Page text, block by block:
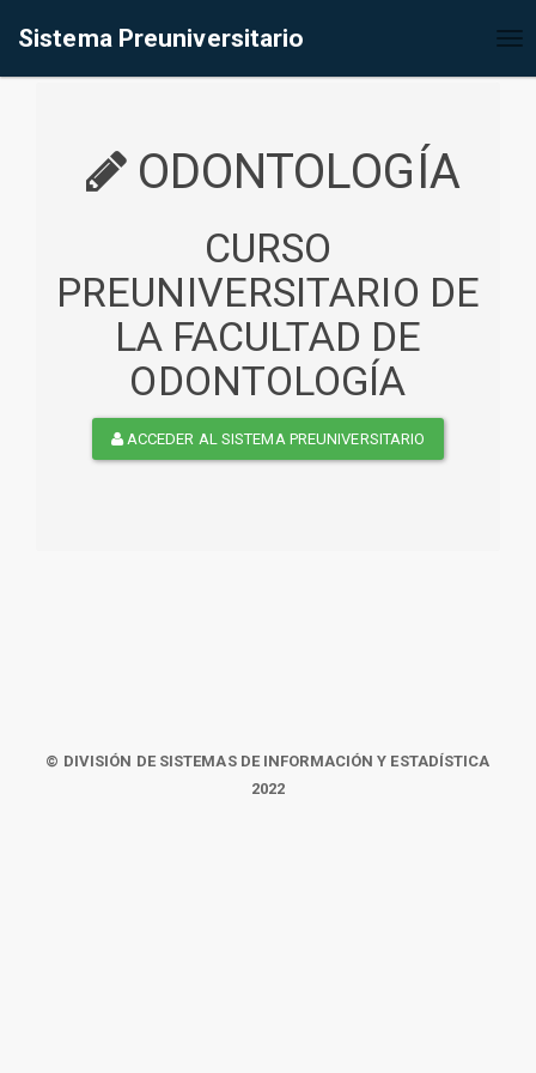
Sistema Preuniversitario
ODONTOLOGÍA
CURSO
PREUNIVERSITARIO DE
LA FACULTAD DE
ODONTOLOGÍA
ACCEDER AL SISTEMA PREUNIVERSITARIO
© DIVISIÓN DE SISTEMAS DE INFORMACIÓN Y ESTADÍSTICA
2022